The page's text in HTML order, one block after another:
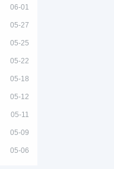
06-01
05-27
05-25
05-22
05-18
05-12
05-11
05-09
05-06